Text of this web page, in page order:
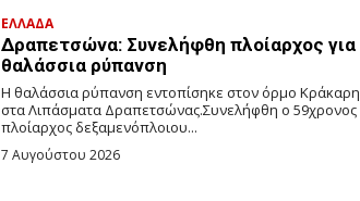
ΕΛΛΑΔΑ
Δραπετσώνα: Συνελήφθη πλοίαρχος για
θαλάσσια ρύπανση
Η θαλάσσια ρύπανση εντοπίσηκε στον όρμο Κράκαρη
στα Λιπάσματα Δραπετσώνας.Συνελήφθη ο 59χρονος
πλοίαρχος δεξαμενόπλοιου...
7 Αυγούστου 2026